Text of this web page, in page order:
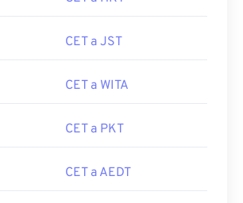
CET a JST
CET a WITA
CET a PKT
CET a AEDT